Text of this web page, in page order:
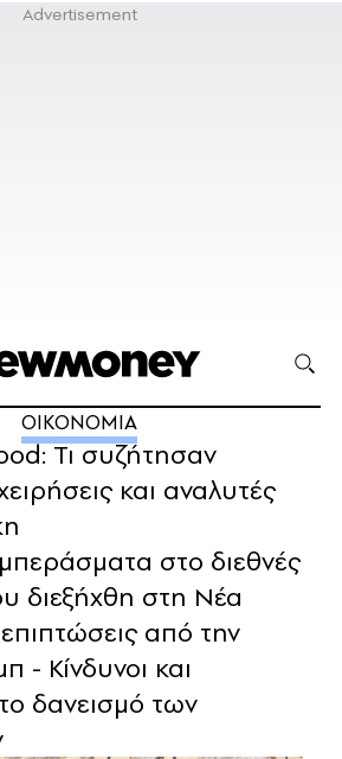
ΟΙΚΟΝΟΜΙΑ
Τι συζήτησαν
και αναλυτές
στο διεθνές
διεξήχθη στη Νέα
από την
- Κίνδυνοι και
δανεισμό των